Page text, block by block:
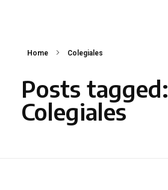
Home Colegiales
Posts tagged:
Colegiales